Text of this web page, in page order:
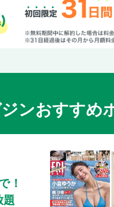
ンおすすめ
！
題